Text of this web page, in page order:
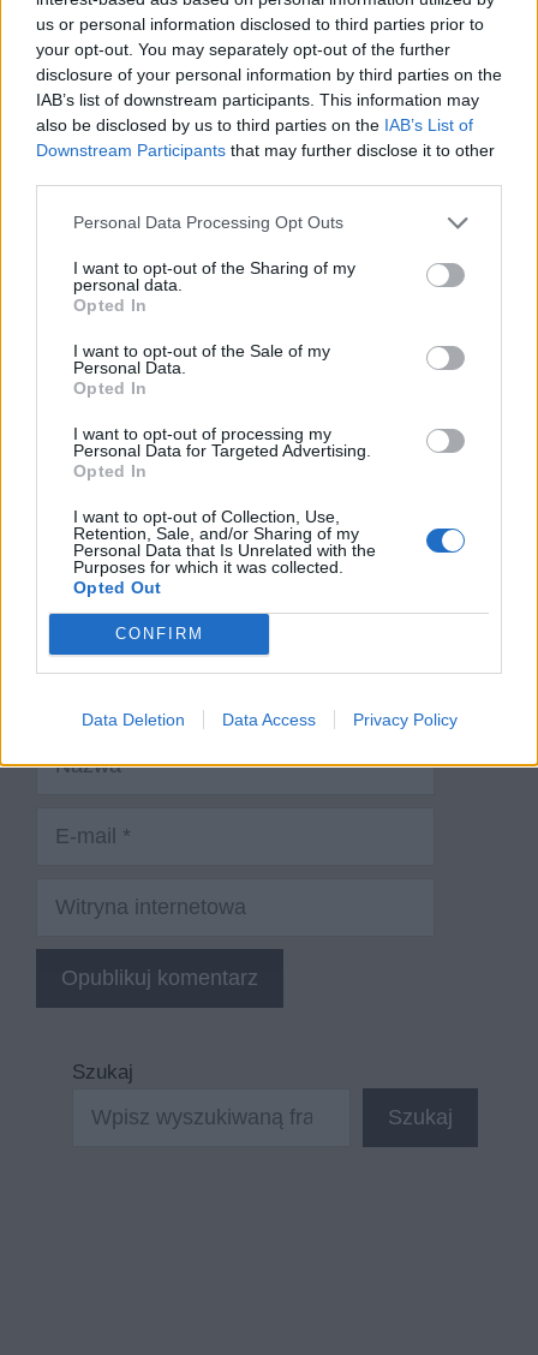
us or personal information disclosed to third parties prior to
your opt-out. You may separately opt-out of the further
disclosure of your personal information by third parties on the
IAB’s list of downstream participants. This information may
also be disclosed by us to third parties on the IAB’s List of
Downstream Participants that may further disclose it to other
Personal Data Processing Opt Outs
I want to opt-out of the Sharing of my
personal data.
Opted In
I want to opt-out of the Sale of my
Personal Data.
Opted In
I want to opt-out of processing my
Personal Data for Targeted Advertising.
Opted In
I want to opt-out of Collection, Use,
Retention, Sale, and/or Sharing of my
Personal Data that Is Unrelated with the
Purposes for which it was collected.
Opted Out
CONFIRM
Data Deletion Data Access Privacy Policy
w puszczy
Napisz list Nel do swojego ojca na
podstawie powieści W pustyni i w
puszczy
Tagi
W pustyni i w puszczy - opracowanie
Mahdi – charakterystyka
W pustyni i w puszczy – główne wątki
Dodaj komentarz
Komentarz
Witryna
internetowa
Szukaj
Szukaj